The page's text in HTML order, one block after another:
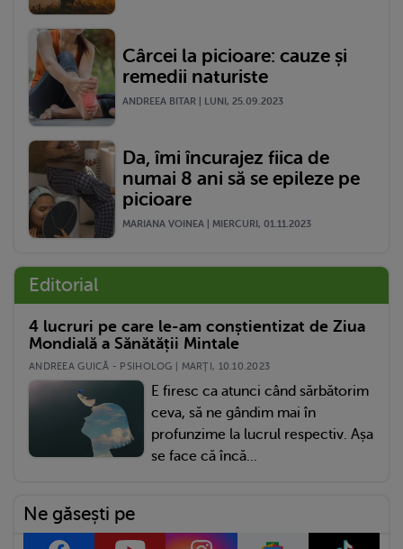
Cârcei la picioare: cauze și
remedii naturiste
ANDREEA BITAR | LUNI, 25.09.2023
Da, îmi încurajez fiica de
numai 8 ani să se epileze pe
picioare
MARIANA VOINEA | MIERCURI, 01.11.2023
Editorial
4 lucruri pe care le-am conștientizat de Ziua
Mondială a Sănătății Mintale
ANDREEA GUICĂ - PSIHOLOG | MARŢI, 10.10.2023
E firesc ca atunci când sărbătorim
ceva, să ne gândim mai în
profunzime la lucrul respectiv. Așa
se face că încă...
Ne găsești pe